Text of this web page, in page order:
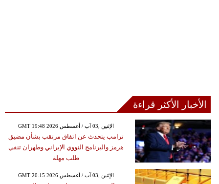
الأخبار الأكثر قراءة
GMT 19:48 2026 الإثنين ,03 آب / أغسطس
ترامب يتحدث عن اتفاق مرتقب بشأن مضيق
هرمز والبرنامج النووي الإيراني وطهران تنفي
طلب مهلة
GMT 20:15 2026 الإثنين ,03 آب / أغسطس